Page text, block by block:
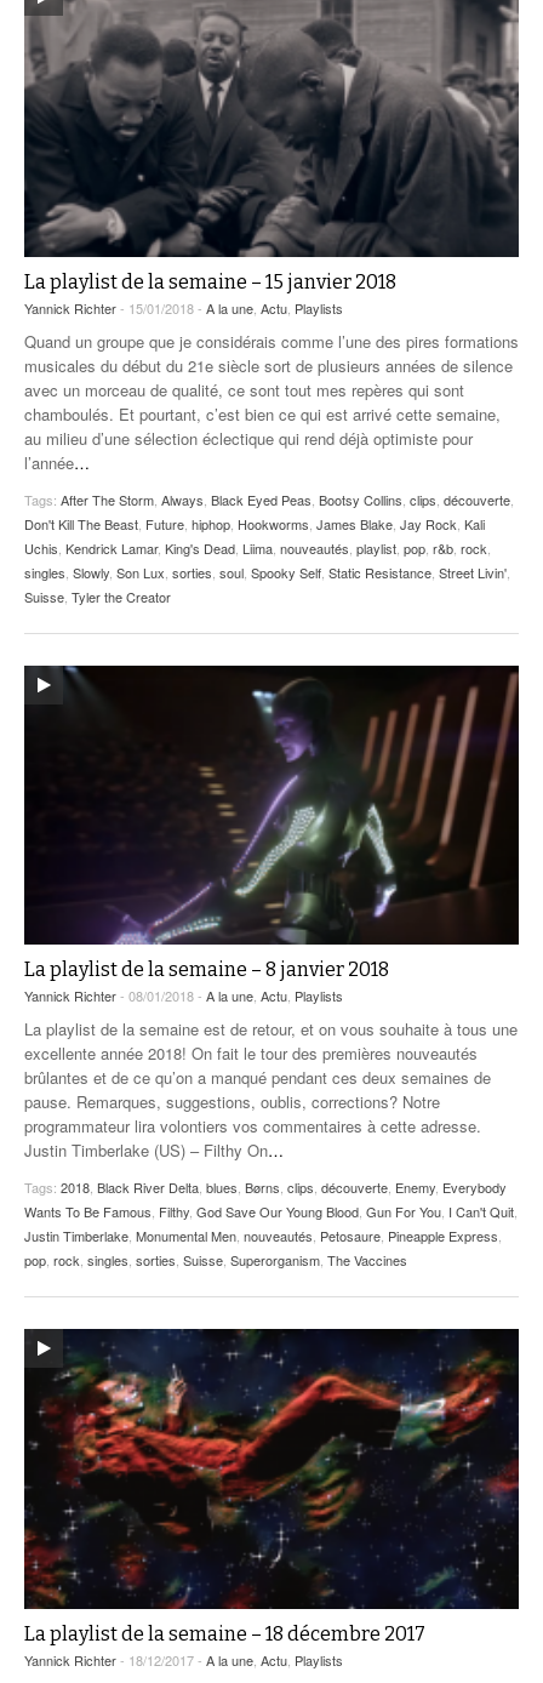
La playlist de la semaine – 15 janvier 2018
Yannick Richter- 15/01/2018 - A la une Actu Playlists
Quand un groupe que je considérais comme l’une des pires formations
musicales du début du 21e siècle sort de plusieurs années de silence
avec un morceau de qualité, ce sont tout mes repères qui sont
chamboulés. Et pourtant, c’est bien ce qui est arrivé cette semaine,
au milieu d’une sélection éclectique qui rend déjà optimiste pour
l’année…
Tags: After The Storm Always Black Eyed Peas Bootsy Collins clips découverte
Don't Kill The Beast Future hiphop Hookworms James Blake Jay Rock Kali
Uchis Kendrick Lamar, King's Dead Liima nouveautés playlist pop r&b rock
singles Slowly Son Lux sorties soul Spooky Self Static Resistance Street Livin'
Suisse Tyler the Creator
La playlist de la semaine – 8 janvier 2018
Yannick Richter- 08/01/2018 - A la une, Actu, Playlists
La playlist de la semaine est de retour, et on vous souhaite à tous une
excellente année 2018! On fait le tour des premières nouveautés
brûlantes et de ce qu’on a manqué pendant ces deux semaines de
pause. Remarques, suggestions, oublis, corrections? Notre
programmateur lira volontiers vos commentaires à cette adresse.
Justin Timberlake (US) – Filthy On…
Tags: 2018, Black River Delta, blues, Børns, clips, découverte, Enemy, Everybody
Wants To Be Famous, Filthy, God Save Our Young Blood, Gun For You, I Can't Quit,
Justin Timberlake, Monumental Men, nouveautés, Petosaure, Pineapple Express,
pop, rock, singles, sorties, Suisse, Superorganism, The Vaccines
La playlist de la semaine – 18 décembre 2017
Yannick Richter- 18/12/2017 - A la une Actu Playlists